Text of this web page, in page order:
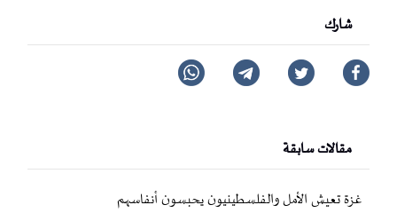
شارك
مقالات سابقة
غزة تعيش الأمل والفلسطينيون يحبسون أنفاسهم